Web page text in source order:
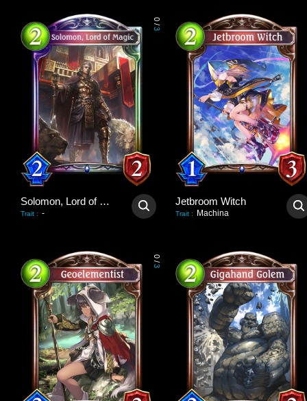
0
/
3
Solomon, Lord of Magic
Trait : -
Jetbroom Witch
Trait : Machina
0
/
3